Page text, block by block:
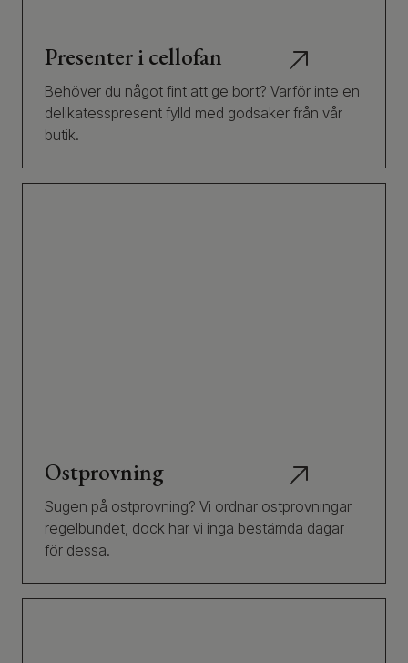
Presenter i cellofan
Behöver du något fint att ge bort? Varför inte en
delikatesspresent fylld med godsaker från vår
butik.
Ostprovning
Sugen på ostprovning? Vi ordnar ostprovningar
regelbundet, dock har vi inga bestämda dagar
för dessa.